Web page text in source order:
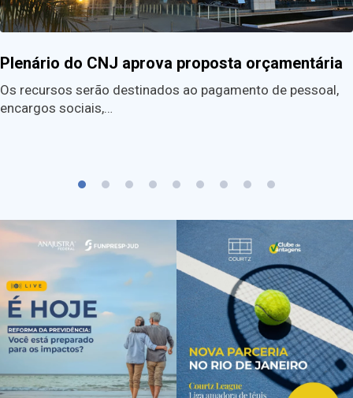
Plenário do CNJ aprova proposta orçamentária
Os recursos serão destinados ao pagamento de pessoal,
encargos sociais,…